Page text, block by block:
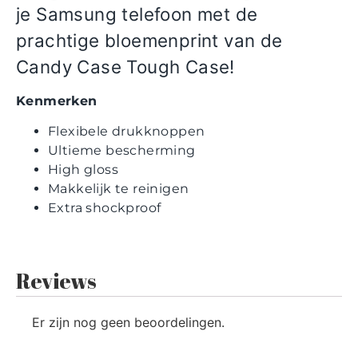
je Samsung telefoon met de
prachtige bloemenprint van de
Candy Case Tough Case!
Kenmerken
Flexibele drukknoppen
Ultieme bescherming
High gloss
Makkelijk te reinigen
Extra shockproof
Reviews
Er zijn nog geen beoordelingen.